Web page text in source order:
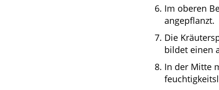
Im oberen
angepflanzt.
Die
bildet einen
In der Mitte